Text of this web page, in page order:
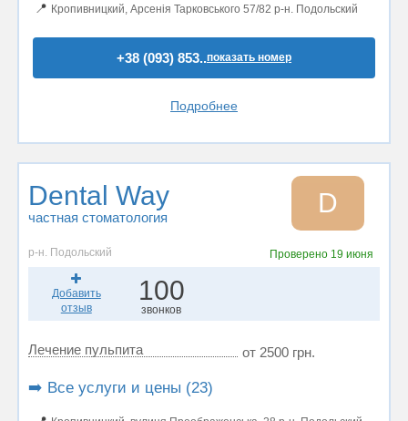
📍 Кропивницкий, Арсенія Тарковського 57/82 р-н. Подольский
+38 (093) 853..показать номер
Подробнее
Dental Way
частная стоматология D
р-н. Подольский Проверено 19 июня
Добавить
отзыв
100
звонков
Лечение пульпита от 2500 грн.
➡️ Все услуги и цены (23)